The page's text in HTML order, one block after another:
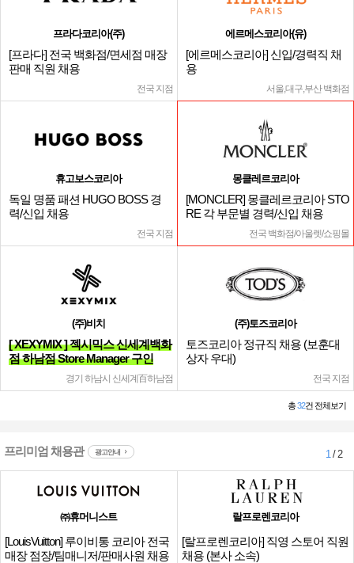
프라다코리아(주)
[프라다] 전국 백화점/면세점 매장
판매 직원 채용
전국 지점
에르메스코리아(유)
[에르메스코리아] 신입/경력직 채
용
서울,대구,부산 백화점
휴고보스코리아
독일 명품 패션 HUGO BOSS 경
력/신입 채용
전국 지점
몽클레르코리아
[MONCLER] 몽클레르코리아 STO
RE 각 부문별 경력/신입 채용
전국 백화점/아울렛/쇼핑몰
(주)비치
[ XEXYMIX ] 젝시믹스 신세계백화
점 하남점 Store Manager 구인
경기 하남시 신세계百하남점
(주)토즈코리아
토즈코리아 정규직 채용 (보훈대
상자 우대)
전국 지점
총32건 전체보기
프리미엄 채용관 광고안내 1/ 2
㈜휴머니스트
[LouisVuitton] 루이비통 코리아 전국
매장 점장/팀매니저/판매사원 채용
랄프로렌코리아
[랄프로렌코리아] 직영 스토어 직원
채용 (본사 소속)